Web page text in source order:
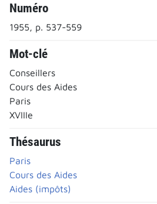
Numéro
1955, p. 537-559
Mot-clé
Conseillers
Cours des Aides
Paris
XVIIIe
Thésaurus
Paris
Cours des Aides
Aides (impôts)